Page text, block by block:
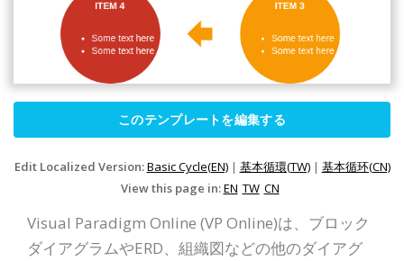
このテンプレートを編集する
Edit Localized Version:Basic Cycle(EN)| 基本循環(TW)| 基本循环(CN)
View this page in:EN TW CN
Visual Paradigm Online (VP Online)は、ブロック
ダイアグラムやERD、組織図などの他のダイアグ